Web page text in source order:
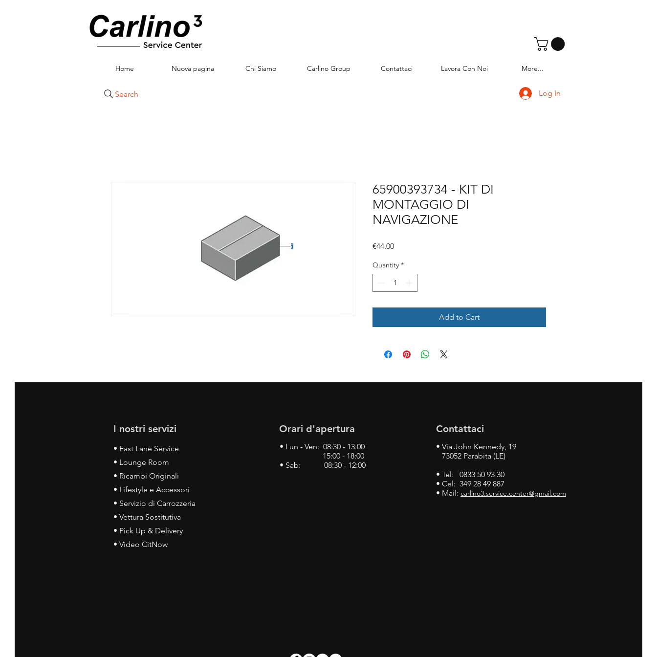
Home Nuova pagina Chi Siamo Carlino Group Contattaci Lavora Con Noi More...
Search Log In
65900393734 - KIT DI
MONTAGGIO DI
NAVIGAZIONE
€44.00Price
Quantity *
Add to Cart
I nostri servizi
• Fast Lane Service
• Lounge Room
• Ricambi Originali
• Lifestyle e Accessori
• Servizio di Carrozzeria
• Vettura Sostitutiva
• Pick Up & Delivery
• Video CitNow
Orari d'apertura
• Lun - Ven: 08:30 - 13:00
15:00 - 18:00
• Sab: 08:30 - 12:00
Contattaci
• Via John Kennedy, 19
73052 Parabita (LE)
• Tel: 0833 50 93 30
• Cel: 349 28 49 887
• Mail: carlino3.service.center@gmail.com